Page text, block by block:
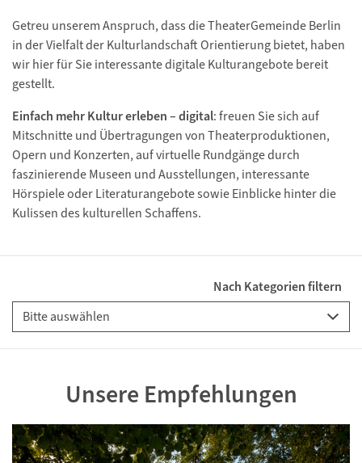
Getreu unserem Anspruch, dass die TheaterGemeinde Berlin
in der Vielfalt der Kulturlandschaft Orientierung bietet, haben
wir hier für Sie interessante digitale Kulturangebote bereit
gestellt.
Einfach mehr Kultur erleben – digital: freuen Sie sich auf
Mitschnitte und Übertragungen von Theaterproduktionen,
Opern und Konzerten, auf virtuelle Rundgänge durch
faszinierende Museen und Ausstellungen, interessante
Hörspiele oder Literaturangebote sowie Einblicke hinter die
Kulissen des kulturellen Schaffens.
Nach Kategorien filtern
Unsere Empfehlungen